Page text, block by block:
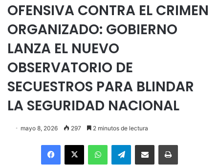
OFENSIVA CONTRA EL CRIMEN
ORGANIZADO: GOBIERNO
LANZA EL NUEVO
OBSERVATORIO DE
SECUESTROS PARA BLINDAR
LA SEGURIDAD NACIONAL
mayo 8, 2026 297 2 minutos de lectura
Facebook
X WhatsAppTelegramEnviar vía email Imprimir